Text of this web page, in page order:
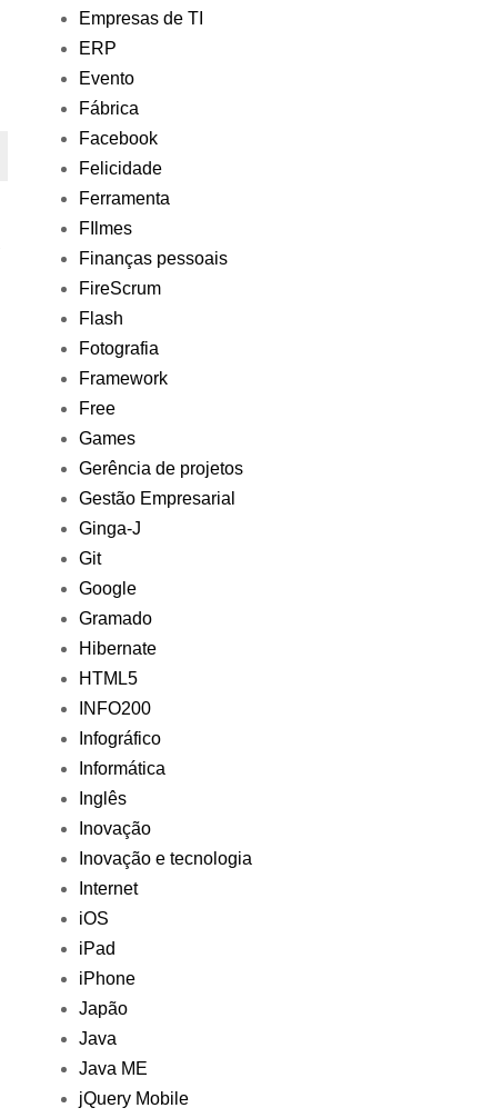
Empresas de TI
ERP
Evento
Fábrica
Facebook
Felicidade
Ferramenta
FIlmes
Finanças pessoais
FireScrum
Flash
Fotografia
Framework
Free
Games
Gerência de projetos
Gestão Empresarial
Ginga-J
Git
Google
Gramado
Hibernate
HTML5
INFO200
Infográfico
Informática
Inglês
Inovação
Inovação e tecnologia
Internet
iOS
iPad
iPhone
Japão
Java
Java ME
jQuery Mobile